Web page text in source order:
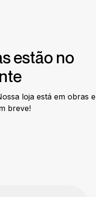
estão no
loja está em obras e
breve!